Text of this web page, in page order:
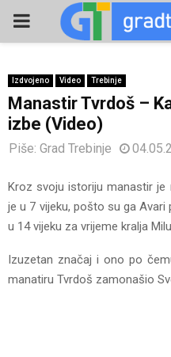
PRIMARY
Izdvojeno Video Trebinje
Manastir Tvrdoš –
izbe (Video)
Piše: Grad Trebinje
Kroz svoju istoriju manastir je
je u 7 vijeku, pošto su ga
u 14 vijeku za vrijeme kralja
Izuzetan značaj i ono po
manatiru Tvrdoš zamonašio